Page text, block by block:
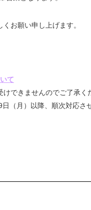
お願い申し上げます。
て
できませんのでご了承く
（月）以降、順次対応さ